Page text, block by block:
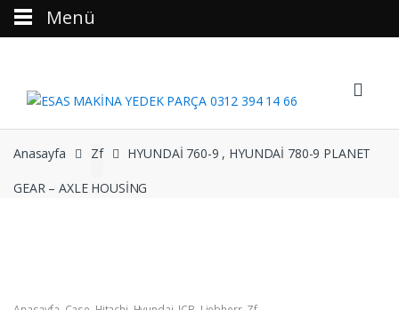
Anasayfa Zf HYUNDAİ 760-9 , HYUNDAİ 780-9 PLANET
GEAR – AXLE HOUSİNG
Menü